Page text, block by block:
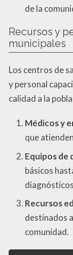
de la
Recursos y
municipales
Los centros de
y personal
calidad a la
Médicos y
que
Equipos de
básicos
Recursos
destinados
comunidad.